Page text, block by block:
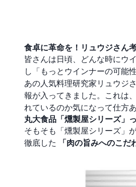
食卓に革命を！リュウジさん
皆さんは日頃、どんな時にウ
し「もっとウインナーの可能
あの人気料理研究家リュウジ
報が入ってきました。これは
れているのか気になって仕方
丸大食品「燻製屋シリーズ」
そもそも「燻製屋シリーズ」
徹底した
「肉の旨みへのこだ